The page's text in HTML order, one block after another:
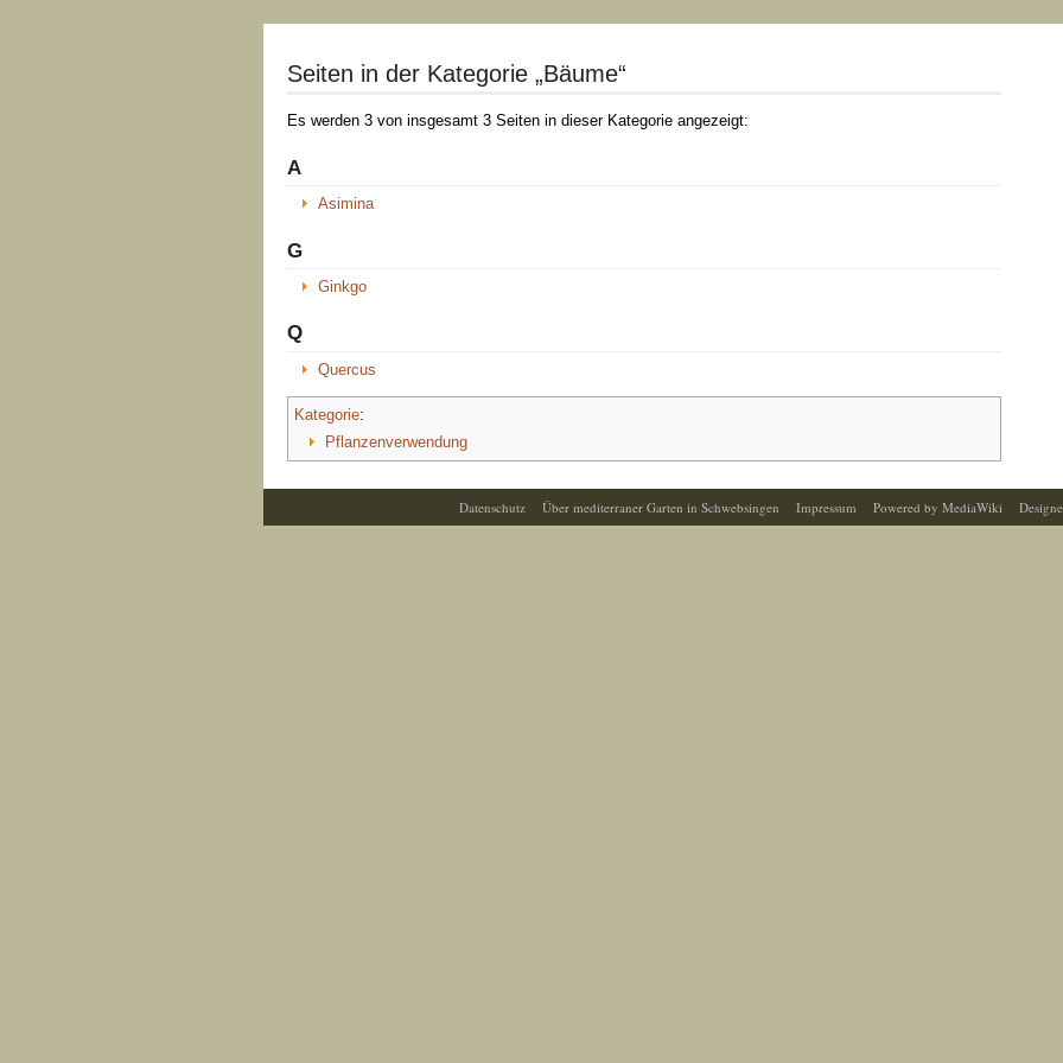
Seiten in der Kategorie „Bäume“
Es werden 3 von insgesamt 3 Seiten in dieser Kategorie angezeigt:
A
Asimina
G
Ginkgo
Q
Quercus
Kategorie:
Pflanzenverwendung
Datenschutz Über mediterraner Garten in Schwebsingen Impressum Powered by MediaWiki